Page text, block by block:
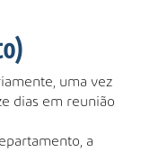
uma vez
dias em reunião
a